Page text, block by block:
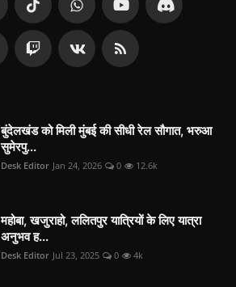
बुंदेलखंड को मिली मुंबई की सीधी रेल सौगात, भरुआ
सुमेरपु...
Desk Editor Jan 24, 2026 0 12.6k
महोबा, खजुराहो, ललितपुर यात्रियों के लिए यात्रा
अनुभव ह...
Desk Editor Jul 23, 2025 0 4k